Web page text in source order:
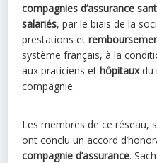
compagnies d’assurance
salariés, par le biais de la
prestations et
système français, à la
aux praticiens ethôpitauxdu
compagnie.
Les membres de ce réseau,
ont conclu un accord
compagnie d’assurance.